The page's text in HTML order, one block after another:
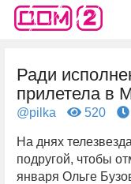
Ради
прилетела в
@pilka 520
На днях
подругой, чтобы
января Ольге